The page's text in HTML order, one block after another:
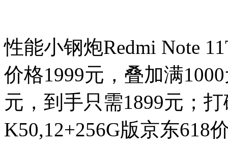
性能小钢炮Redmi Note
价格1999元，叠加满
元，到手只需1899元；
K50,12+256G版京东618